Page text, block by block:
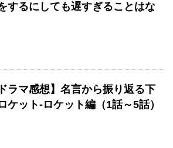
するにしても遅すぎることはな
ドラマ感想】名言から振り返る下
ケット-ロケット編（1話～5話）